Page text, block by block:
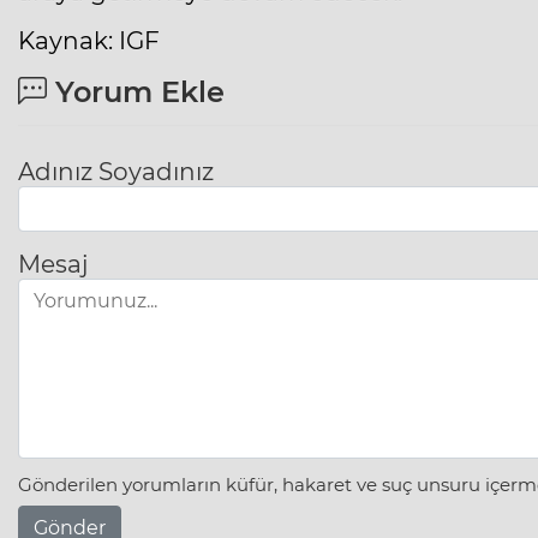
Kaynak: IGF
Yorum Ekle
Adınız Soyadınız
Mesaj
Gönderilen yorumların küfür, hakaret ve suç unsuru
Gönder